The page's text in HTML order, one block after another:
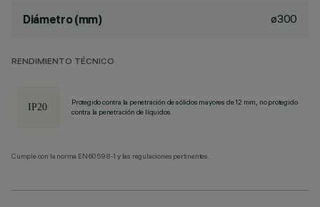
Diámetro (mm) ø300
RENDIMIENTO TÉCNICO
Protegido contra la penetración de sólidos mayores de 12 mm, no protegido
contra la penetración de líquidos.
Cumple con la norma EN60598-1 y las regulaciones pertinentes.